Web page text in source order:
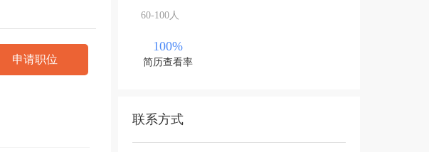
申请职位
60-100人
100%
简历查看率
联系方式